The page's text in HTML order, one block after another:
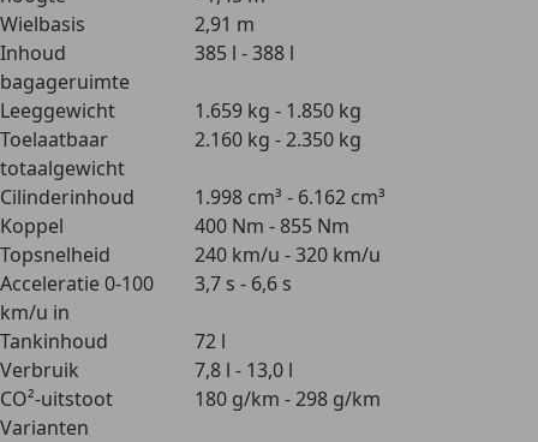
Wielbasis
2,91 m
Inhoud
bagageruimte
385 l - 388 l
Leeggewicht
1.659 kg - 1.850 kg
Toelaatbaar
totaalgewicht
2.160 kg - 2.350 kg
Cilinderinhoud
1.998 cm³ - 6.162 cm³
Koppel
400 Nm - 855 Nm
Topsnelheid
240 km/u - 320 km/u
Acceleratie 0-100
km/u in
3,7 s - 6,6 s
Tankinhoud
72 l
Verbruik
7,8 l - 13,0 l
CO²-uitstoot
180 g/km - 298 g/km
Varianten